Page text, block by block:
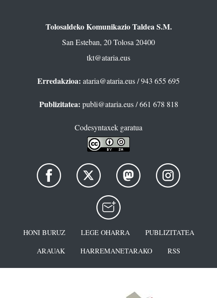
Tolosaldeko Komunikazio Taldea S.M.
San Esteban, 20 Tolosa 20400
tkt@ataria.eus
Erredakzioa: ataria@ataria.eus/ 943 655 695
Publizitatea: publi@ataria.eus/ 661 678 818
Codesyntaxek garatua
HONI BURUZ LEGE OHARRA
PUBLIZITATEA
ARAUAK
HARREMANETARAKO RSS